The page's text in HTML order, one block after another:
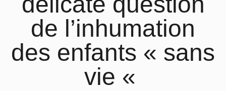
de l’inhumation
des enfants « sans
vie «